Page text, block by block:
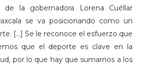
de la gobernadora Lorena Cuéllar
se va posicionando como un
[…] Se le reconoce el esfuerzo que
que el deporte es clave en la
por lo que hay que sumarnos a los